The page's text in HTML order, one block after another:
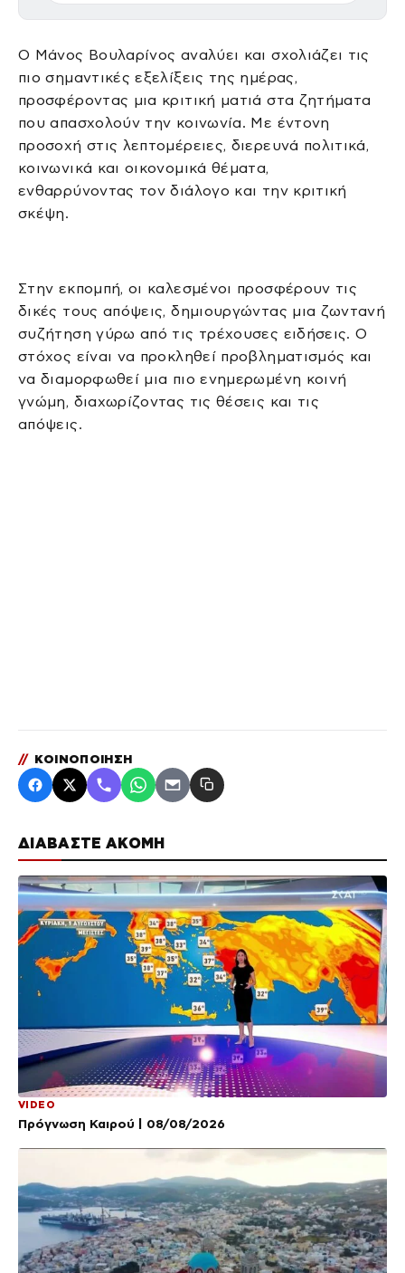
ΔΙΑΒΑΣΤΕ ΑΚΟΜΗ
VIDEO
Πρόγνωση Καιρού | 08/08/2026
Ο Μάνος Βουλαρίνος αναλύει και σχολιάζει τις
πιο σημαντικές εξελίξεις της ημέρας,
προσφέροντας μια κριτική ματιά στα ζητήματα
που απασχολούν την κοινωνία. Με έντονη
προσοχή στις λεπτομέρειες, διερευνά πολιτικά,
κοινωνικά και οικονομικά θέματα,
ενθαρρύνοντας τον διάλογο και την κριτική
σκέψη.
Στην εκπομπή, οι καλεσμένοι προσφέρουν τις
δικές τους απόψεις, δημιουργώντας μια ζωντανή
συζήτηση γύρω από τις τρέχουσες ειδήσεις. Ο
στόχος είναι να προκληθεί προβληματισμός και
να διαμορφωθεί μια πιο ενημερωμένη κοινή
γνώμη, διαχωρίζοντας τις θέσεις και τις
απόψεις.
// ΚΟΙΝΟΠΟΙΗΣΗ